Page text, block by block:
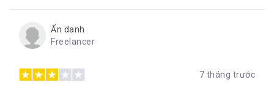
Ẩn danh
Freelancer
7 tháng trước